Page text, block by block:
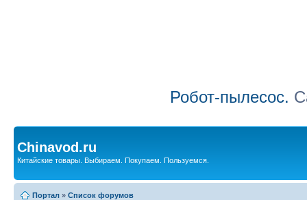
Робот-пылесос.
Chinavod.ru
Китайские товары. Выбираем. Покупаем. Пользуемся.
Портал » Список форумов